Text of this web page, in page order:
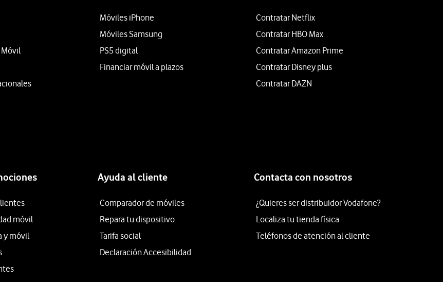
Móvil
Móviles iPhone
Móviles Samsung
PS5 digital
Financiar móvil a plazos
Contratar Netflix
Contratar HBO Max
Contratar Amazon Prime
Contratar Disney plus
Contratar DAZN
móvil
y móvil
Ayuda al cliente
Comparador de móviles
Repara tu dispositivo
Tarifa social
Declaración Accesibilidad
Contacta con nosotros
¿Quieres ser distribuidor Vodafone?
Localiza tu tienda física
Teléfonos de atención al cliente